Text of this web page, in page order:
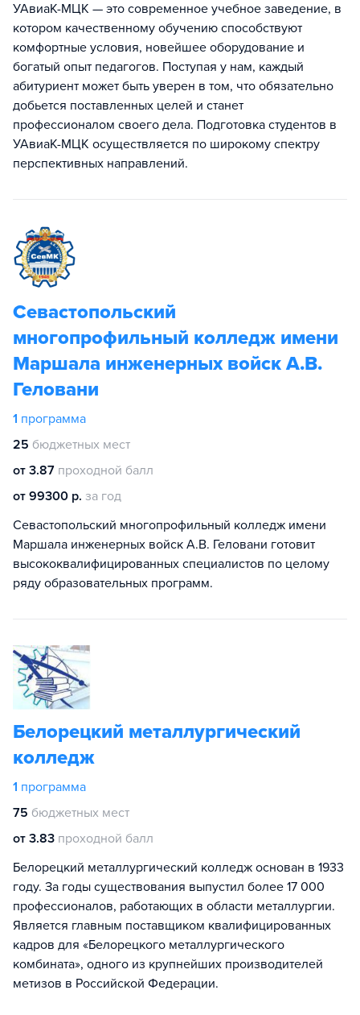
УАвиаК-МЦК — это современное учебное заведение, в
котором качественному обучению способствуют
комфортные условия, новейшее оборудование и
богатый опыт педагогов. Поступая у нам, каждый
абитуриент может быть уверен в том, что обязательно
добьется поставленных целей и станет
профессионалом своего дела. Подготовка студентов в
УАвиаК-МЦК осуществляется по широкому спектру
перспективных направлений.
Севастопольский
многопрофильный колледж имени
Маршала инженерных войск А.В.
Геловани
1 программа
25 бюджетных мест
от 3.87 проходной балл
от 99300 р. за год
Севастопольский многопрофильный колледж имени
Маршала инженерных войск А.В. Геловани готовит
высококвалифицированных специалистов по целому
ряду образовательных программ.
Белорецкий металлургический
колледж
1 программа
75 бюджетных мест
от 3.83 проходной балл
Белорецкий металлургический колледж основан в 1933
году. За годы существования выпустил более 17 000
профессионалов, работающих в области металлургии.
Является главным поставщиком квалифицированных
кадров для «Белорецкого металлургического
комбината», одного из крупнейших производителей
метизов в Российской Федерации.